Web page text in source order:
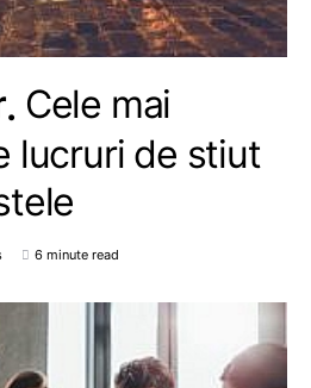
Cele mai
lucruri de stiut
6 minute read